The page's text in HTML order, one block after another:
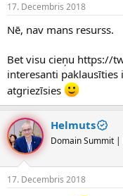
17. Decembris 2018
Nē, nav mans resurss.
Bet visu cieņu https://
interesanti
atgriezīsies
Helmuts
Domain Summit |
17. Decembris 2018